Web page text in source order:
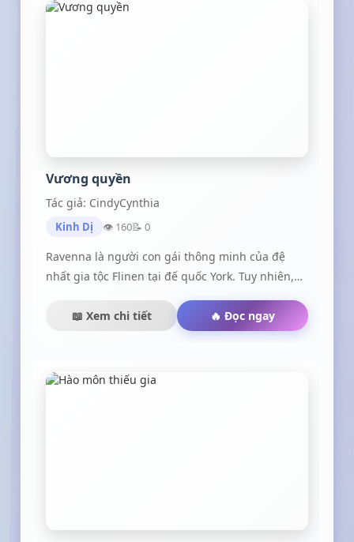
Vương quyền
Tác giả: CindyCynthia
Kinh Dị 👁 160📝 0
Ravenna là người con gái thông minh của đệ
nhất gia tộc Flinen tại đế quốc York. Tuy nhiên,
mong muốn. Kể từ đây, cô gái vốn giản đơn này
bắt đầu bị cuốn vào vòng xoáy âm mưu, quyền
tại trong môi trường đầy gian dối, tàn nhẫn
📖 Xem chi tiết 🔥 Đọc ngay